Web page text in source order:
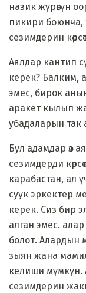
назик жүрөгүн
пикири
сезимдерин
Аялдар кантип
керек? Балким,
эмес, бирок
аракет кылып
убадаларын так
Бул адамдар өз
сезимдерди
карабастан, ал
суук эркектер
керек. Сиз бир
алган эмес.
болот. Алардын
зыян жана
келиши мүмкүн.
сезимдерин